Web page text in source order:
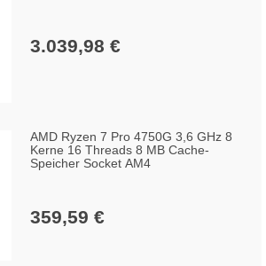
3.039,98 €
AMD Ryzen 7 Pro 4750G 3,6 GHz 8
Kerne 16 Threads 8 MB Cache-
Speicher Socket AM4
359,59 €